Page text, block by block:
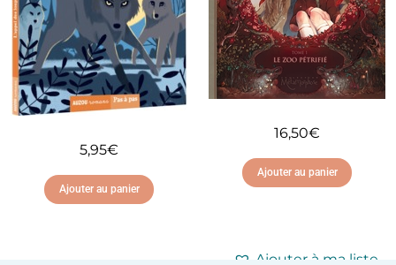
5,95€
Ajouter au panier
16,50€
Ajouter au panier
Ajouter à ma liste